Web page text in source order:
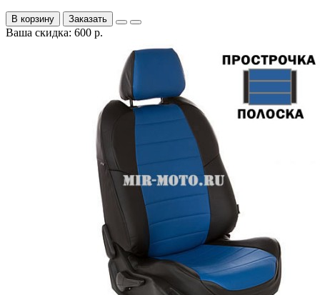
В корзину Заказать
Ваша скидка: 600 р.